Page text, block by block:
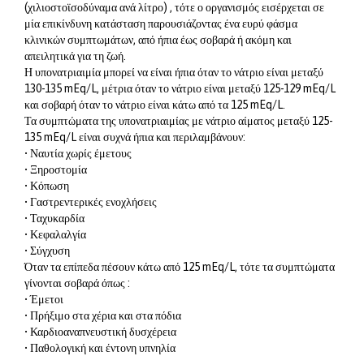
(χιλιοστοϊσοδύναμα ανά λίτρο) , τότε ο οργανισμός εισέρχεται σε
μία επικίνδυνη κατάσταση παρουσιάζοντας ένα ευρύ φάσμα
κλινικών συμπτωμάτων, από ήπια έως σοβαρά ή ακόμη και
απειλητικά για τη ζωή.
Η υπονατριαιμία μπορεί να είναι ήπια όταν το νάτριο είναι μεταξύ
130-135 mEq/L, μέτρια όταν το νάτριο είναι μεταξύ 125-129 mEq/L
και σοβαρή όταν το νάτριο είναι κάτω από τα 125 mEq/L.
Τα συμπτώματα της υπονατριαιμίας με νάτριο αίματος μεταξύ 125-
135 mEq/L είναι συχνά ήπια και περιλαμβάνουν:
• Ναυτία χωρίς έμετους
• Ξηροστομία
• Κόπωση
• Γαστρεντερικές ενοχλήσεις
• Ταχυκαρδία
• Κεφαλαλγία
• Σύγχυση
Όταν τα επίπεδα πέσουν κάτω από 125 mEq/L, τότε τα συμπτώματα
γίνονται σοβαρά όπως :
• Έμετοι
• Πρήξιμο στα χέρια και στα πόδια
• Καρδιοαναπνευστική δυσχέρεια
• Παθολογική και έντονη υπνηλία